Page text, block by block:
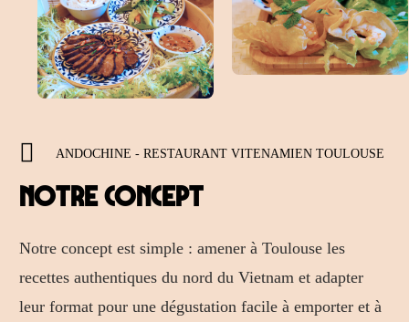
ANDOCHINE - RESTAURANT VITENAMIEN TOULOUSE
Notre concept
Notre concept est simple : amener à Toulouse les
recettes authentiques du nord du Vietnam et adapter
leur format pour une dégustation facile à emporter et à